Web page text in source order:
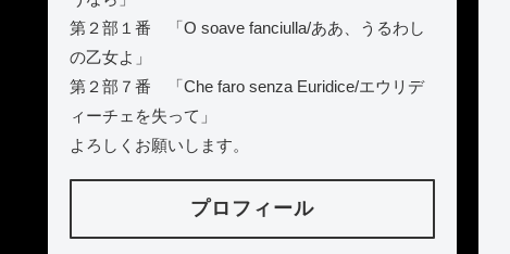
第２部１番 「O soave fanciulla/ああ、うるわし
の乙女よ」
第２部７番 「Che faro senza Euridice/エウリデ
ィーチェを失って」
よろしくお願いします。
プロフィール